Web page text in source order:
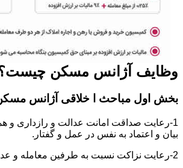
وظایف آژانس مسکن
بخش اول مباحث ا خلاقی آژانس
1-رعایت صداقت امانت عدالت و رازداری و
بیان و اعتماد به نفس در عمل و گفتار.
2-رعایت نزاکت نسبت به طرفین معامله و عدم تبعیض بین ایشان.